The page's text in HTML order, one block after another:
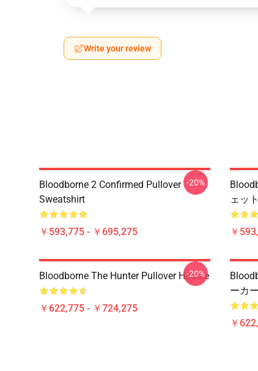
Write your review
Bloodborne 2 Confirmed Pullover
Sweatshirt
￥593,775 - ￥695,275
-20%
ェッ
￥
Bloodborne The Hunter Pullover Hoodie
￥622,775 - ￥724,275
-20%
ーカー
￥